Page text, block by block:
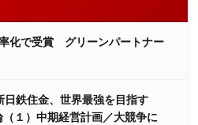
化で受賞 グリーンパートナー
鉄住金、世界最強を目指す
）中期経営計画／大競争に